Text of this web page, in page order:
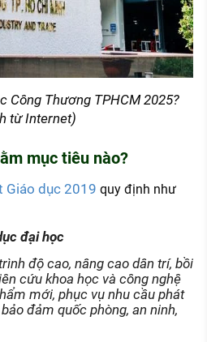
Công Thương TPHCM 2025?
từ Internet)
mục tiêu nào?
Giáo dục 2019 quy định như
đại học
độ cao, nâng cao dân trí, bồi
cứu khoa học và công nghệ
mới, phục vụ nhu cầu phát
đảm quốc phòng, an ninh,